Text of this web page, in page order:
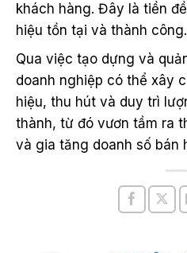
khách hàng. Đây là tiền
hiệu tồn tại và thành công.
Qua việc tạo dựng và
doanh nghiệp có thể xây
hiệu, thu hút và duy trì
thành, từ đó vươn tầm ra
và gia tăng doanh số bán